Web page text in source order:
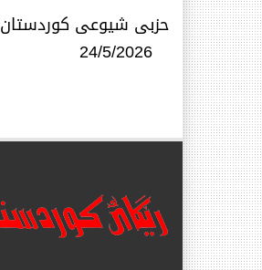
حزبی شیوعی